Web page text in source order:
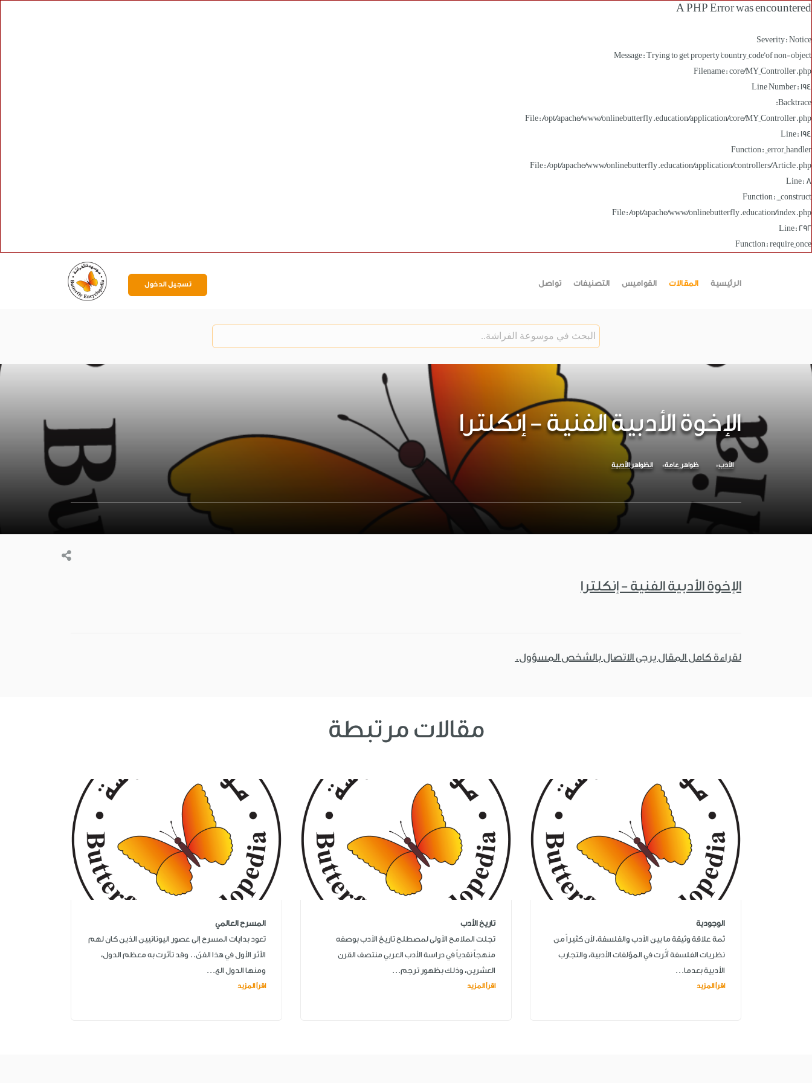
A PHP Error was encountered
Severity: Notice
Message: Trying to get property 'country_code' of non-object
Filename: core/MY_Controller.php
Line Number: 194
Backtrace:
File: /opt/apache/www/onlinebutterfly.education/application/core/MY_Controller.php
Line: 194
Function: _error_handler
File: /opt/apache/www/onlinebutterfly.education/application/controllers/Article.php
Line: 8
Function: __construct
File: /opt/apache/www/onlinebutterfly.education/index.php
Line: 292
Function: require_once
الرئيسية المقالات القواميس التصنيفات تواصل تسجيل الدخول
الإخوة الأدبية الفنية - إنكلترا
الأدب ظواهر عامة الظواهر الأدبية
الإخوة الأدبية الفنية - إنكلترا
لقراءة كامل المقال يرجى الاتصال بالشخص المسؤول.
مقالات مرتبطة
الوجودية
ثمة علاقة وثيقة ما بين الأدب والفلسفة، لأن كثيراً من
نظريات الفلسفة أثّرت في المؤلفات الأدبية، والتجارب
الأدبية بعدما...
اقرأ المزيد
تاريخ الأدب
تجلت الملامح الأولى لمصطلح تاريخ الأدب بوصفه
منهجاً نقدياً في دراسة الأدب العربي منتصف القرن
العشرين، وذلك بظهور ترجم...
اقرأ المزيد
المسرح العالمي
تعود بدايات المسرح إلى عصور اليونانيين الذين كان لهم
الأثر الأول في هذا الفنّ.. وقد تأثرت به معظم الدول،
ومنها الدول الع...
اقرأ المزيد